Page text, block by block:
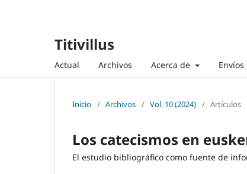
Titivillus
Actual Archivos Acerca de Envíos
Inicio / Archivos / Vol. 10 (2024) / Artículos
Los catecismos en
El estudio bibliográfico como fuente de